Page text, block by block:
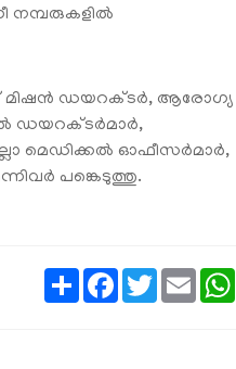
നമ്പരുകളിൽ
മിഷൻ ഡയറക്ടർ, ആരോഗ്യ
ഡയറക്ടർമാർ,
മെഡിക്കൽ ഓഫീസർമാർ,
പങ്കെടുത്തു.
ShareFacebook
TwitterEmail